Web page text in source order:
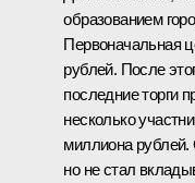
образованием
Первоначальная
рублей. После
последние торги
несколько
миллиона
но не стал